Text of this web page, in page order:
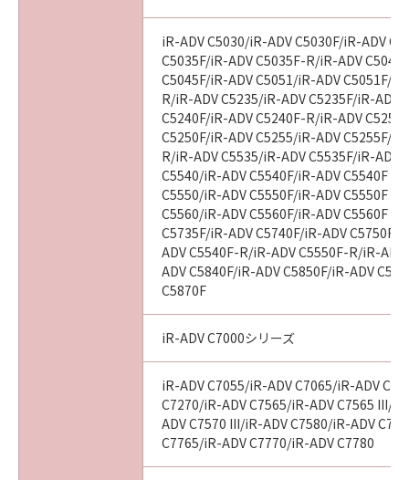
iR-ADV C5030/iR-ADV C5030F/iR-ADV
C5035F/iR-ADV C5035F-R/iR-ADV
C5045F/iR-ADV C5051/iR-ADV C5051F/
R/iR-ADV C5235/iR-ADV C5235F/iR-ADV
C5240F/iR-ADV C5240F-R/iR-ADV
C5250F/iR-ADV C5255/iR-ADV C5255F/
R/iR-ADV C5535/iR-ADV C5535F/iR-ADV
C5540/iR-ADV C5540F/iR-ADV C5540F
C5550/iR-ADV C5550F/iR-ADV C5550F
C5560/iR-ADV C5560F/iR-ADV C5560F
C5735F/iR-ADV C5740F/iR-ADV C5750F/
ADV C5540F-R/iR-ADV C5550F-R/iR-
ADV C5840F/iR-ADV C5850F/iR-ADV
C5870F
iR-ADV C7000シリーズ
iR-ADV C7055/iR-ADV C7065/iR-ADV
C7270/iR-ADV C7565/iR-ADV C7565 III/
ADV C7570 III/iR-ADV C7580/iR-ADV
C7765/iR-ADV C7770/iR-ADV C7780